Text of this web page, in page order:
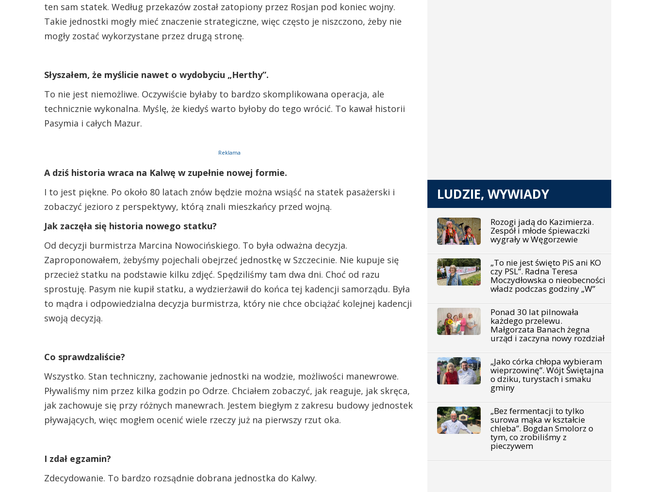
ten sam statek. Według przekazów został zatopiony przez Rosjan pod koniec wojny.
Takie jednostki mogły mieć znaczenie strategiczne, więc często je niszczono, żeby nie
mogły zostać wykorzystane przez drugą stronę.
Słyszałem, że myślicie nawet o wydobyciu „Herthy”.
To nie jest niemożliwe. Oczywiście byłaby to bardzo skomplikowana operacja, ale
technicznie wykonalna. Myślę, że kiedyś warto byłoby do tego wrócić. To kawał historii
Pasymia i całych Mazur.
Reklama
A dziś historia wraca na Kalwę w zupełnie nowej formie.
I to jest piękne. Po około 80 latach znów będzie można wsiąść na statek pasażerski i
zobaczyć jezioro z perspektywy, którą znali mieszkańcy przed wojną.
Jak zaczęła się historia nowego statku?
Od decyzji burmistrza Marcina Nowocińskiego. To była odważna decyzja.
Zaproponowałem, żebyśmy pojechali obejrzeć jednostkę w Szczecinie. Nie kupuje się
przecież statku na podstawie kilku zdjęć. Spędziliśmy tam dwa dni. Choć od razu
sprostuję. Pasym nie kupił statku, a wydzierżawił do końca tej kadencji samorządu. Była
to mądra i odpowiedzialna decyzja burmistrza, który nie chce obciążać kolejnej kadencji
swoją decyzją.
Co sprawdzaliście?
Wszystko. Stan techniczny, zachowanie jednostki na wodzie, możliwości manewrowe.
Pływaliśmy nim przez kilka godzin po Odrze. Chciałem zobaczyć, jak reaguje, jak skręca,
jak zachowuje się przy różnych manewrach. Jestem biegłym z zakresu budowy jednostek
pływających, więc mogłem ocenić wiele rzeczy już na pierwszy rzut oka.
I zdał egzamin?
Zdecydowanie. To bardzo rozsądnie dobrana jednostka do Kalwy.
LUDZIE, WYWIADY
Rozogi jadą do Kazimierza.
Zespół i młode śpiewaczki
wygrały w Węgorzewie
„To nie jest święto PiS ani KO
czy PSL”. Radna Teresa
Moczydłowska o nieobecności
władz podczas godziny „W”
Ponad 30 lat pilnowała
każdego przelewu.
Małgorzata Banach żegna
urząd i zaczyna nowy rozdział
„Jako córka chłopa wybieram
wieprzowinę”. Wójt Świętajna
o dziku, turystach i smaku
gminy
„Bez fermentacji to tylko
surowa mąka w kształcie
chleba”. Bogdan Smolorz o
tym, co zrobiliśmy z
pieczywem